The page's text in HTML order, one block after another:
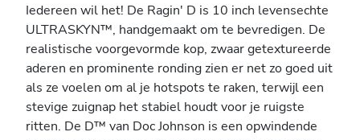
Iedereen wil het! De Ragin' D is 10 inch levensechte
ULTRASKYN™, handgemaakt om te bevredigen. De
realistische voorgevormde kop, zwaar getextureerde
aderen en prominente ronding zien er net zo goed uit
als ze voelen om al je hotspots te raken, terwijl een
stevige zuignap het stabiel houdt voor je ruigste
ritten. De D™ van Doc Johnson is een opwindende